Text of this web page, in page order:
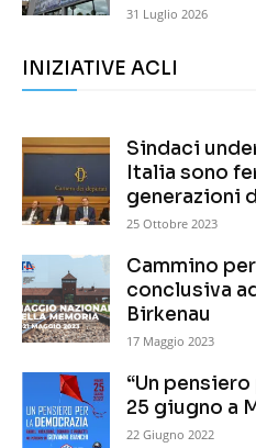
31 Luglio 2026
INIZIATIVE ACLI
Sindaci
Italia sono
generazioni
25 Ottobre 2023
Cammino
conclusiva
Birkenau
17 Maggio 2023
“Un
25 giugno a
22 Giugno 2022